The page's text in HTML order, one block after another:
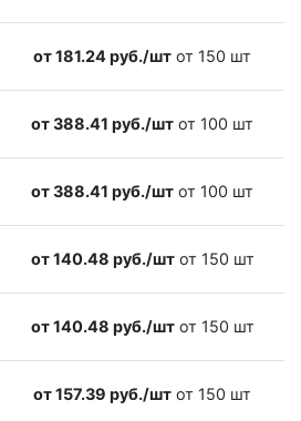
от 181.24 руб./шт от 150 шт
от 388.41 руб./шт от 100 шт
от 388.41 руб./шт от 100 шт
от 140.48 руб./штот 150 шт
от 140.48 руб./штот 150 шт
от 157.39 руб./шт от 150 шт